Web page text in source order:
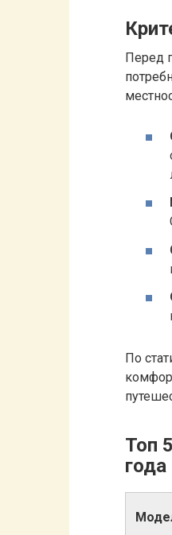
Перед
По
Топ
года